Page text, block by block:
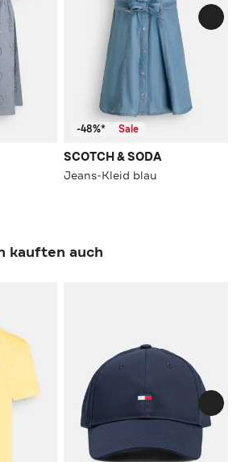
-48%* Sale
SCOTCH & SODA
Jeans-Kleid blau
kauften auch